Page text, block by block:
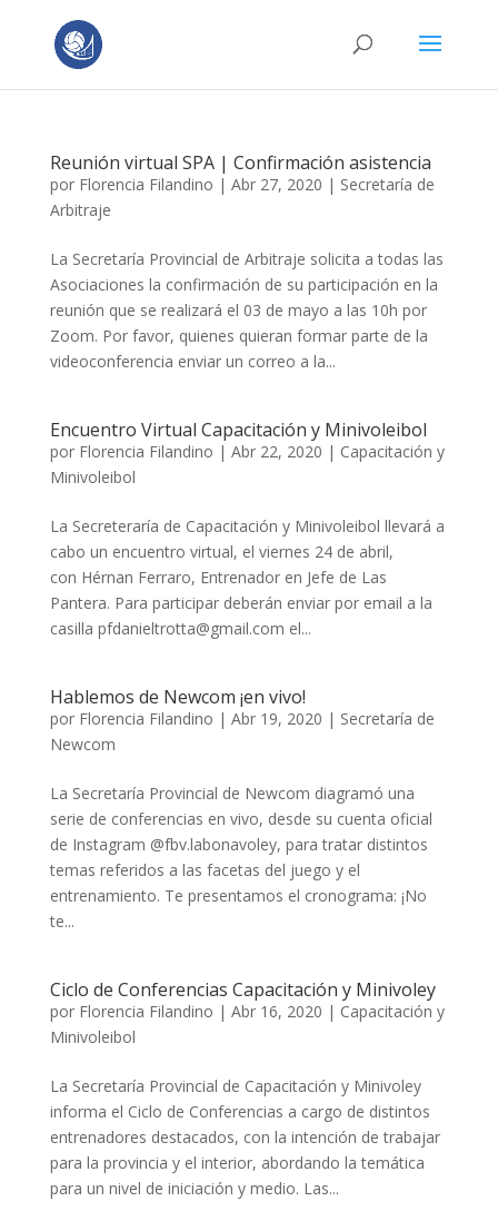
Reunión virtual SPA | Confirmación asistencia
por Florencia Filandino | Abr 27, 2020 | Secretaría de
Arbitraje
La Secretaría Provincial de Arbitraje solicita a todas las
Asociaciones la confirmación de su participación en la
reunión que se realizará el 03 de mayo a las 10h por
Zoom. Por favor, quienes quieran formar parte de la
videoconferencia enviar un correo a la...
Encuentro Virtual Capacitación y Minivoleibol
por Florencia Filandino | Abr 22, 2020 | Capacitación y
Minivoleibol
La Secreteraría de Capacitación y Minivoleibol llevará a
cabo un encuentro virtual, el viernes 24 de abril,
con Hérnan Ferraro, Entrenador en Jefe de Las
Pantera. Para participar deberán enviar por email a la
casilla pfdanieltrotta@gmail.com el...
Hablemos de Newcom ¡en vivo!
por Florencia Filandino | Abr 19, 2020 | Secretaría de
Newcom
La Secretaría Provincial de Newcom diagramó una
serie de conferencias en vivo, desde su cuenta oficial
de Instagram @fbv.labonavoley, para tratar distintos
temas referidos a las facetas del juego y el
entrenamiento. Te presentamos el cronograma: ¡No
te...
Ciclo de Conferencias Capacitación y Minivoley
por Florencia Filandino | Abr 16, 2020 | Capacitación y
Minivoleibol
La Secretaría Provincial de Capacitación y Minivoley
informa el Ciclo de Conferencias a cargo de distintos
entrenadores destacados, con la intención de trabajar
para la provincia y el interior, abordando la temática
para un nivel de iniciación y medio. Las...